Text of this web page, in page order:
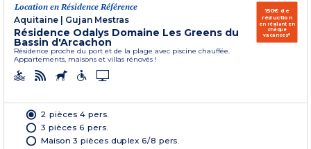
Location en Résidence Référence
Aquitaine | Gujan Mestras
Résidence Odalys Domaine Les Greens du
Bassin d'Arcachon
Résidence proche du port et de la plage avec piscine chauffée.
Appartements, maisons et villas rénovés !
150€ de
réduction
en réglant en
chèque
vacances*
2 pièces 4 pers.
3 pièces 6 pers.
Maison 3 pièces duplex 6/8 pers.